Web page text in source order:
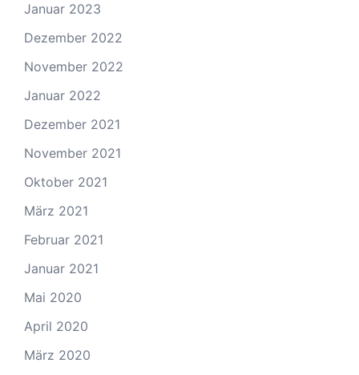
Januar 2023
Dezember 2022
November 2022
Januar 2022
Dezember 2021
November 2021
Oktober 2021
März 2021
Februar 2021
Januar 2021
Mai 2020
April 2020
März 2020